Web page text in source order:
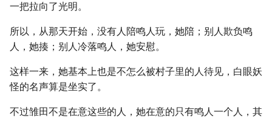
一把拉向了光明。
所以，从那天开始，没有人陪鸣人玩，她陪；别人欺负鸣
人，她揍；别人冷落鸣人，她安慰。
这样一来，她基本上也是不怎么被村子里的人待见，白眼妖
怪的名声算是坐实了。
不过雏田不是在意这些的人，她在意的只有鸣人一个人，其